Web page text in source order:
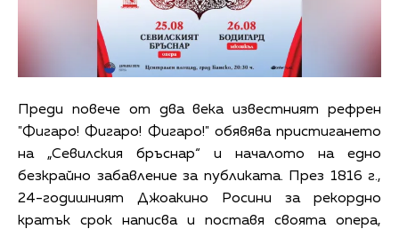
Преди повече от два века известният рефрен
"Фигаро! Фигаро! Фигаро!" обявява пристигането
на „Севилския бръснар“ и началото на едно
безкрайно забавление за публиката. През 1816 г.,
24-годишният Джоакино Росини за рекордно
кратък срок написва и поставя своята опера,